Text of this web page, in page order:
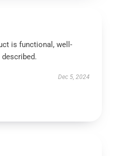
is functional, well-
Dec 5, 2024